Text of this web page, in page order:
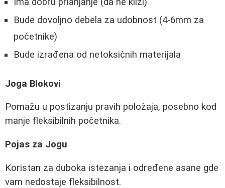
Bude dovoljno debela za udobnost (4-6mm za
početnike)
Bude izrađena od netoksičnih materijala
Joga Blokovi
Pomažu u postizanju pravih položaja, posebno kod
manje fleksibilnih početnika.
Pojas za Jogu
Koristan za duboka istezanja i određene asane gde
vam nedostaje fleksibilnost.